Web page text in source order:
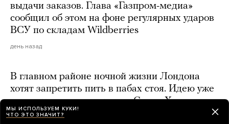
выдачи заказов. Глава «Газпром-медиа»
сообщил об этом на фоне регулярных ударов
ВСУ по складам Wildberries
день назад
В главном районе ночной жизни Лондона
хотят запретить пить в пабах стоя. Идею уже
раскритиковал мэр города Садик Хан
21 час назад
МЫ ИСПОЛЬЗУЕМ КУКИ!
ЧТО ЭТО ЗНАЧИТ?